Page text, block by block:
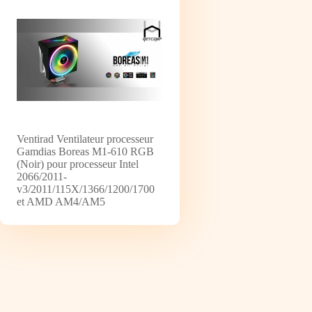
Ventirad Ventilateur processeur
Gamdias Boreas M1-610 RGB
(Noir) pour processeur Intel
2066/2011-
v3/2011/115X/1366/1200/1700
et AMD AM4/AM5